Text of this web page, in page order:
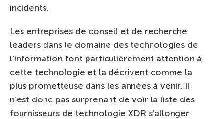
incidents.
Les entreprises de conseil et de recherche
leaders dans le domaine des technologies de
l’information font particulièrement attention à
cette technologie et la décrivent comme la
plus prometteuse dans les années à venir. Il
n’est donc pas surprenant de voir la liste des
fournisseurs de technologie XDR s’allonger